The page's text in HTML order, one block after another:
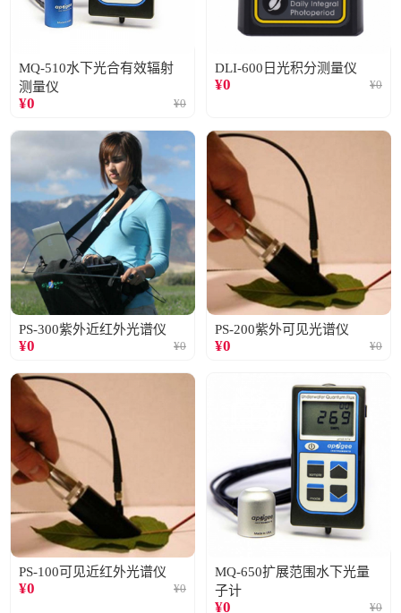
MQ-510水下光合有效辐射
测量仪
¥0 ¥0
DLI-600日光积分测量仪
¥0 ¥0
PS-300紫外近红外光谱仪
¥0 ¥0
PS-200紫外可见光谱仪
¥0 ¥0
PS-100可见近红外光谱仪
¥0 ¥0
MQ-650扩展范围水下光量
子计
¥0 ¥0